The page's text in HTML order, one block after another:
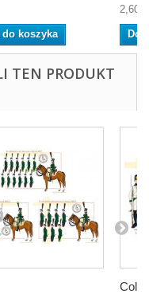
do koszyka
2,60 €
TEN PRODUKT